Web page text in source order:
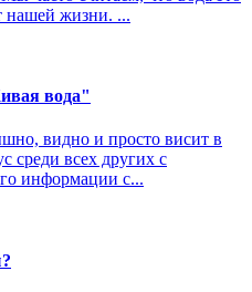
нашей жизни. ...
вода"
видно и просто висит в
среди всех других с
информации с...